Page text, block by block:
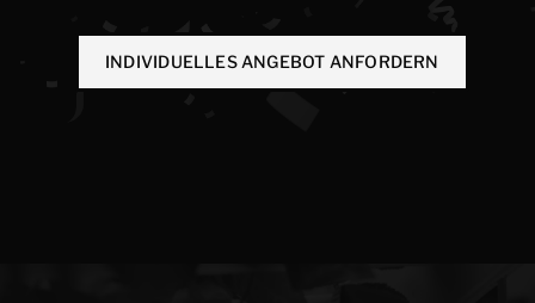
INDIVIDUELLES ANGEBOT ANFORDERN